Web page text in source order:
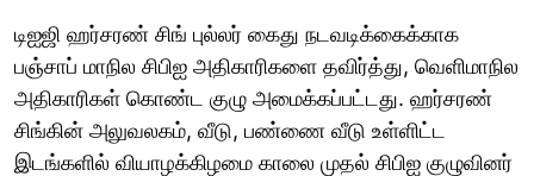
டிஐஜி ஹர்சரண் சிங் புல்லர் கைது நடவடிக்கைக்காக
பஞ்சாப் மாநில சிபிஐ அதிகாரிகளை தவிர்த்து, வெளிமாநில
அதிகாரிகள் கொண்ட குழு அமைக்கப்பட்டது. ஹர்சரண்
சிங்கின் அலுவலகம், வீடு, பண்ணை வீடு உள்ளிட்ட
இடங்களில் வியாழக்கிழமை காலை முதல் சிபிஐ குழுவினர்